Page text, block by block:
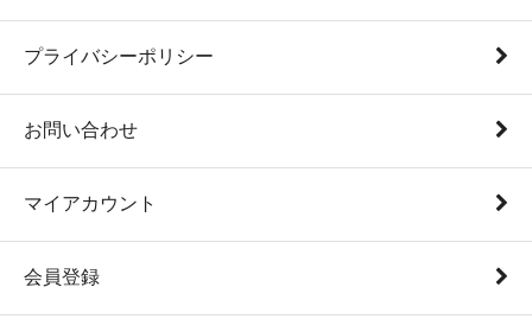
プライバシーポリシー
お問い合わせ
マイアカウント
会員登録